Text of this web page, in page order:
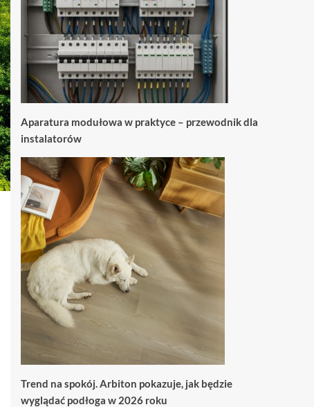
Aparatura modułowa w praktyce – przewodnik dla
instalatorów
Trend na spokój. Arbiton pokazuje, jak będzie
wyglądać podłoga w 2026 roku